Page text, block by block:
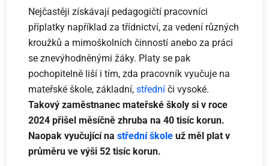
Nejčastěji získávají pedagogičtí pracovníci
příplatky například za třídnictví, za vedení různých
kroužků a mimoškolních činností anebo za práci
se znevýhodněnými žáky. Platy se pak
pochopitelně liší i tím, zda pracovník vyučuje na
mateřské škole, základní,střední či vysoké.
Takový zaměstnanec mateřské školy si v roce
2024 přišel měsíčně zhruba na 40 tisíc korun.
Naopak vyučující nastřední škole už měl plat v
průměru ve výši 52 tisíc korun.